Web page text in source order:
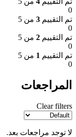
0
تم التقييم 3 من 5
0
تم التقييم 2 من 5
0
تم التقييم 1 من 5
0
المراجعات
Clear filters
لا توجد مراجعات بعد.